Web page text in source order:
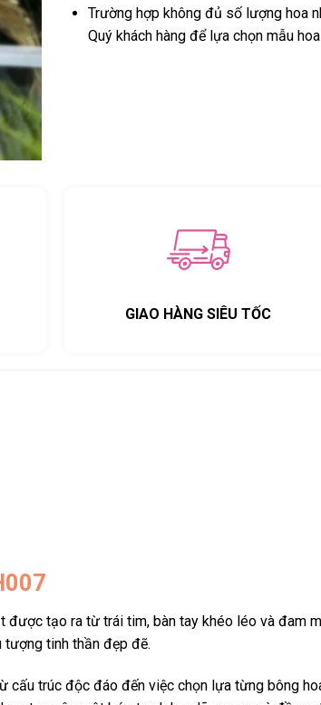
Trường hợp không đủ số lượng hoa
Quý khách hàng để lựa chọn mẫu
GIAO HÀNG SIÊU TỐC
tạo ra từ trái tim, bàn tay khéo léo và đam
tinh thần đẹp đẽ.
trúc độc đáo đến việc chọn lựa từng bông